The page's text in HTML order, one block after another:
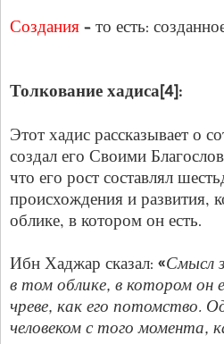
Создания– то есть:
Толкование хадиса[4]:
Этот хадис рассказывает о
создал его Своими
что его рост составлял
происхождения и развития,
облике, в котором он есть.
Ибн Хаджар сказал: «Смысл
в том облике, в котором он
чреве, как его потомство.
человеком с того момента,